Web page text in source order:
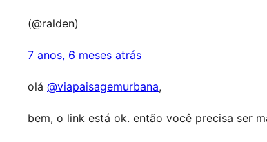
(@ralden)
7 anos, 6 meses atrás
olá @viapaisagemurbana,
bem, o link está ok. então você precisa ser